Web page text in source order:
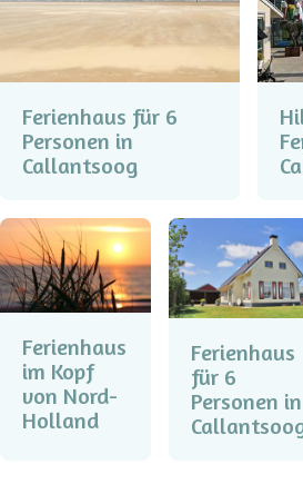
Ferienhaus für 6
Personen in
Callantsoog
Ferienhaus
im Kopf
von Nord-
Holland
Ferienhaus
für 6
Personen in